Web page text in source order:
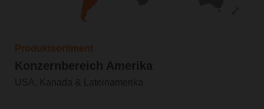
Produktsortiment
Konzernbereich Amerika
USA, Kanada & Lateinamerika